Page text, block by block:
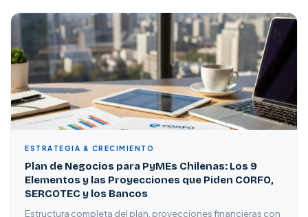
ESTRATEGIA & CRECIMIENTO
Plan de Negocios para PyMEs Chilenas: Los 9
Elementos y las Proyecciones que Piden CORFO,
SERCOTEC y los Bancos
Estructura completa del plan, proyecciones financieras con